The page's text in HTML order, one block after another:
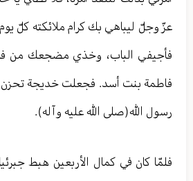
عزّ وجلّ ليباهي بك كرام ملائكته كلّ يوم
فأجيفي الباب، وخذي مضجعك من
فاطمة بنت أسد. فجعلت خديجة تحزن
رسول الله(صلى الله عليه وآله).
فلمّا كان في كمال الأربعين هبط